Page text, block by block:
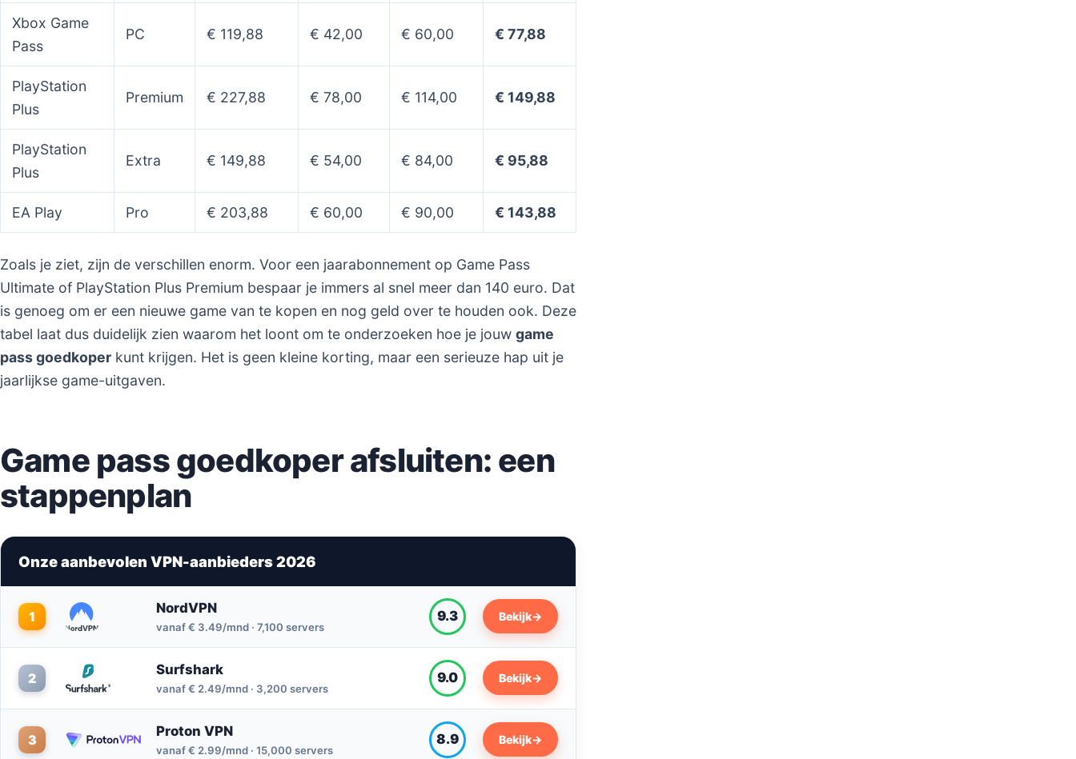
Xbox Game
Pass
PC € 119,88 € 42,00 € 60,00 € 77,88
PlayStation
Plus
Premium € 227,88 € 78,00 € 114,00 € 149,88
PlayStation
Plus
Extra € 149,88 € 54,00 € 84,00 € 95,88
EA Play Pro € 203,88 € 60,00 € 90,00 € 143,88
Zoals je ziet, zijn de verschillen enorm. Voor een jaarabonnement op Game Pass
Ultimate of PlayStation Plus Premium bespaar je immers al snel meer dan 140 euro. Dat
is genoeg om er een nieuwe game van te kopen en nog geld over te houden ook. Deze
tabel laat dus duidelijk zien waarom het loont om te onderzoeken hoe je jouw game
pass goedkoper kunt krijgen. Het is geen kleine korting, maar een serieuze hap uit je
jaarlijkse game-uitgaven.
Game pass goedkoper afsluiten: een
stappenplan
Onze aanbevolen VPN-aanbieders 2026
1
NordVPN
vanaf € 3.49/mnd · 7,100 servers
9.3 Bekijk→
2
Surfshark
vanaf € 2.49/mnd · 3,200 servers
9.0 Bekijk→
3
Proton VPN
vanaf € 2.99/mnd · 15,000 servers
8.9 Bekijk→